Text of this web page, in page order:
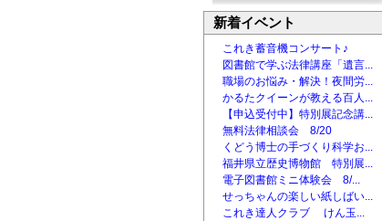
新着イベント
これき蓄音機コンサート♪
図書館で学ぶ法律講座「遺言...
職場のお悩み・解決！夜間労...
かるたクイーンが教える百人...
【申込受付中】特別展記念講...
無料法律相談会 8/20
くどう博士の手づくり科学お...
福井県立歴史博物館 特別展...
電子図書館ミニ体験会 8/...
せっちゃんの楽しい紙しばい...
これき達人クラブ けん玉...